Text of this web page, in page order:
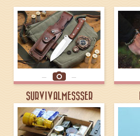
SURVIVALMESSSER